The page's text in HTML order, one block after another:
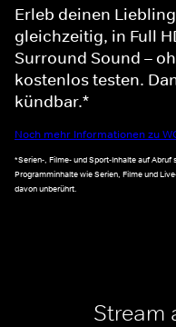
Erleb deinen
gleichzeitig, in Full
Surround Sound –
kostenlos testen.
kündbar.*
Noch mehr Informationen zu
*Serien-, Filme- und Sport-Inhalte auf
Programminhalte wie Serien, Filme und
davon unberührt.
Stream